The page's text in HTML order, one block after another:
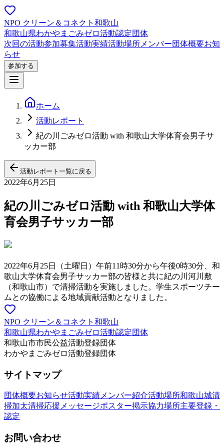
NPO クリーン＆コネクト和歌山
和歌山県わかやまごみゼロ活動認定団体
次回の活動参加募集活動実績活動場所 メンバー団体概要お知
らせ
参加する
ホーム
活動レポート
紀の川ごみゼロ活動 with 和歌山大学体育会男子サ
ッカー部
活動レポート一覧に戻る
2022年6月25日
紀の川ごみゼロ活動 with 和歌山大学体
育会男子サッカー部
2022年6月25日（土曜日）午前11時30分から午後0時30分、和
歌山大学体育会男子サッカー部の皆様と共に紀の川河川敷
（和歌山市）で清掃活動を実施しました。学生スポーツチー
ムとの協働による地域貢献活動となりました。
NPO クリーン＆コネクト和歌山
和歌山県わかやまごみゼロ活動認定団体
和歌山市市民公益活動登録団体
わかやまごみゼロ活動登録団体
サイトマップ
団体概要お知らせ活動実績 メンバー紹介活動場所和歌山城清
掃加太清掃応援メッセージポスター掲示協力場所主要登録・
認定
お問い合わせ